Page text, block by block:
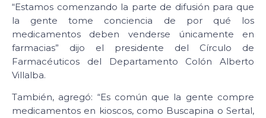
“Estamos comenzando la parte de difusión para que
la gente tome conciencia de por qué los
medicamentos deben venderse únicamente en
farmacias” dijo el presidente del Círculo de
Farmacéuticos del Departamento Colón Alberto
Villalba.
También, agregó: “Es común que la gente compre
medicamentos en kioscos, como Buscapina o Sertal,